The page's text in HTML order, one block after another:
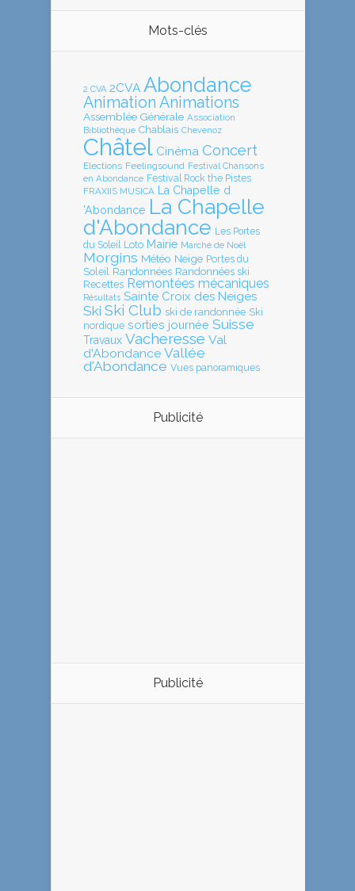
Mots-clés
2 CVA 2CVA Abondance
Animation Animations
Assemblée Générale Association
Bibliothèque Chablais Chevenoz
Châtel Cinéma Concert
Elections Feelingsound Festival Chansons
en Abondance Festival Rock the Pistes
FRAXIIS MUSICA La Chapelle d
'Abondance La Chapelle
d'Abondance Les Portes
du Soleil Loto Mairie Marché de Noël
Morgins Météo Neige Portes du
Soleil Randonnées Randonnées ski
Recettes Remontées mécaniques
Résultats Sainte Croix des Neiges
Ski Ski Club ski de randonnée Ski
nordique sorties journée Suisse
Travaux Vacheresse Val
d'Abondance Vallée
d'Abondance Vues panoramiques
Publicité
Publicité